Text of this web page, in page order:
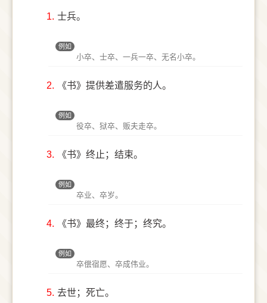
1. 士兵。
例如
小卒、士卒、一兵一卒、无名小卒。
2. 《书》提供差遣服务的人。
例如
役卒、狱卒、贩夫走卒。
3. 《书》终止；结束。
例如
卒业、卒岁。
4. 《书》最终；终于；终究。
例如
卒偿宿愿、卒成伟业。
5. 去世；死亡。